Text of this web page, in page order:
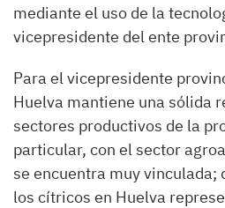
mediante el uso de la
vicepresidente del ente
Para el vicepresidente
Huelva mantiene una sólida
sectores productivos de la
particular, con el sector
se encuentra muy vinculada;
los cítricos en Huelva